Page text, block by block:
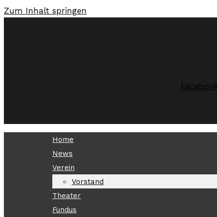
Zum Inhalt springen
Home
News
Verein
Vorstand
Theater
Fundus